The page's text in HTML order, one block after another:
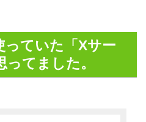
っていた「Xサー
てました。